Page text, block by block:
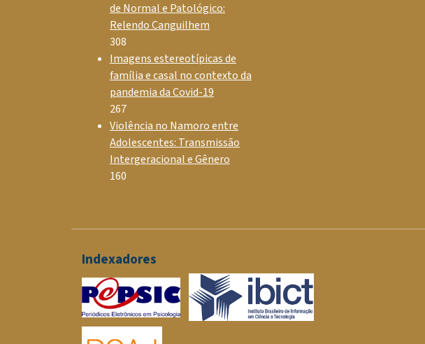
de Normal e Patológico:
Relendo Canguilhem
308
Imagens estereotípicas de
família e casal no contexto da
pandemia da Covid-19
267
Violência no Namoro entre
Adolescentes: Transmissão
Intergeracional e Gênero
160
Indexadores